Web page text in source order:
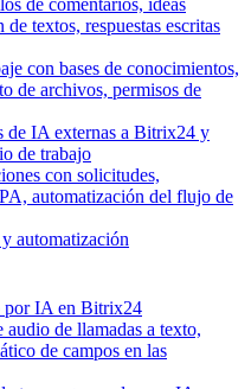
de comentarios, ideas
textos, respuestas escritas
con bases de conocimientos,
de archivos, permisos de
de IA externas a Bitrix24 y
de trabajo
con solicitudes,
automatización del flujo de
automatización
por IA en Bitrix24
audio de llamadas a texto,
de campos en las